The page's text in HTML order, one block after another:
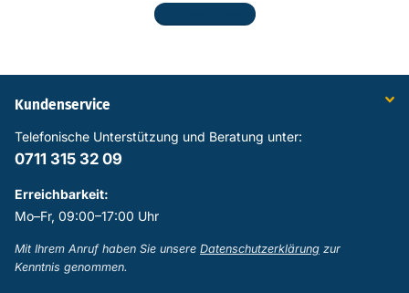
Mehr erfahren
Kundenservice
Telefonische Unterstützung und Beratung unter:
0711 315 32 09
Erreichbarkeit:
Mo–Fr, 09:00–17:00 Uhr
Mit Ihrem Anruf haben Sie unsere Datenschutzerklärung zur
Kenntnis genommen.